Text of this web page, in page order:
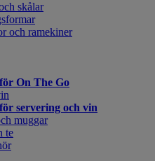
skålar
och ramekiner
On The Go
servering och vin
muggar
te